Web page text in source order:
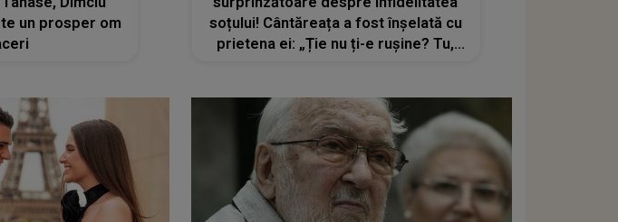
un prosper om
soțului! Cântăreața a fost înșelată cu
prietena ei: „Ție nu ți-e rușine? Tu,